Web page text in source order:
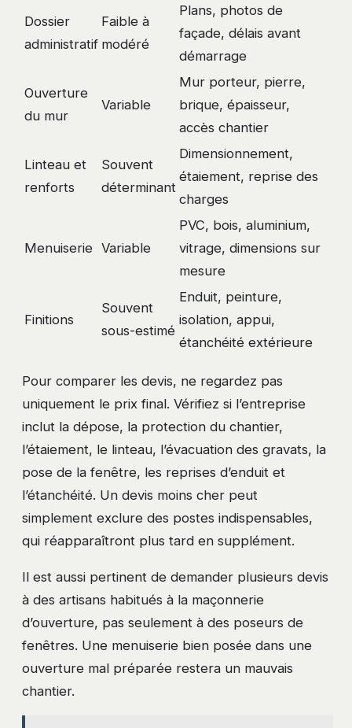
Dossier
administratif
Faible à
modéré
Plans, photos de
façade, délais avant
démarrage
Ouverture
du mur
Variable
Mur porteur, pierre,
brique, épaisseur,
accès chantier
Linteau et
renforts
Souvent
déterminant
Dimensionnement,
étaiement, reprise des
charges
Menuiserie Variable
PVC, bois, aluminium,
vitrage, dimensions sur
mesure
Finitions
Souvent
sous-estimé
Enduit, peinture,
isolation, appui,
étanchéité extérieure
Pour comparer les devis, ne regardez pas
uniquement le prix final. Vérifiez si l’entreprise
inclut la dépose, la protection du chantier,
l’étaiement, le linteau, l’évacuation des gravats, la
pose de la fenêtre, les reprises d’enduit et
l’étanchéité. Un devis moins cher peut
simplement exclure des postes indispensables,
qui réapparaîtront plus tard en supplément.
Il est aussi pertinent de demander plusieurs devis
à des artisans habitués à la maçonnerie
d’ouverture, pas seulement à des poseurs de
fenêtres. Une menuiserie bien posée dans une
ouverture mal préparée restera un mauvais
chantier.